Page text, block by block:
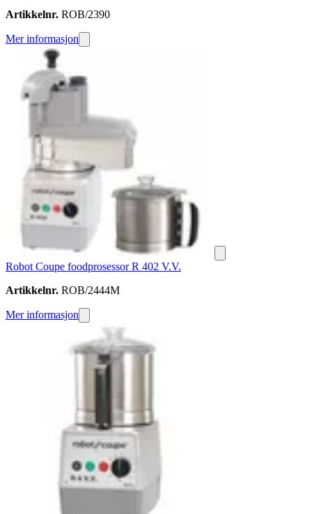
Artikkelnr. ROB/2390
Mer informasjon
Robot Coupe foodprosessor R 402 V.V.
Artikkelnr. ROB/2444M
Mer informasjon